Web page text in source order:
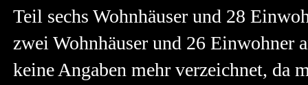
Teil sechs Wohnhäuser und 28
zwei Wohnhäuser und 26 Einwohner
keine Angaben mehr verzeichnet, da